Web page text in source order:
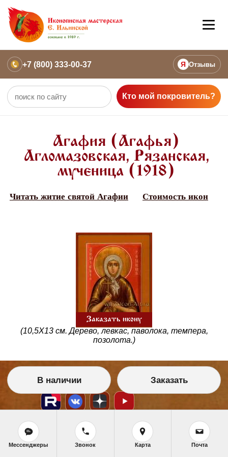
+7 (800) 333-00-37 Я Отзывы
Кто мой покровитель?
Агафия (Агафья)
Агломазовская, Рязанская,
мученица (1918)
Читать житие святой Агафии Стоимость икон
Заказать икону
(10,5X13 см. Дерево, левкас, паволока, темпера,
позолота.)
В наличии Заказать
Мессенджеры Звонок Карта Почта